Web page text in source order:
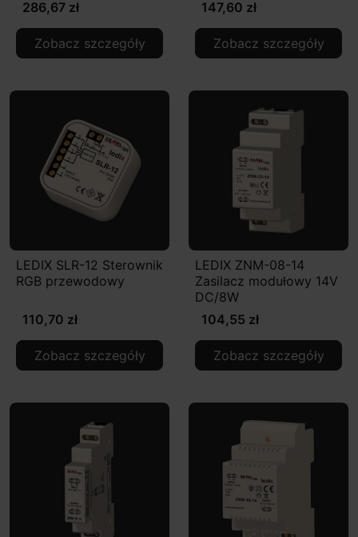
286,67 zł
Zobacz szczegóły
147,60 zł
Zobacz szczegóły
LEDIX SLR-12 Sterownik
RGB przewodowy
110,70 zł
Zobacz szczegóły
LEDIX ZNM-08-14
Zasilacz modułowy 14V
DC/8W
104,55 zł
Zobacz szczegóły